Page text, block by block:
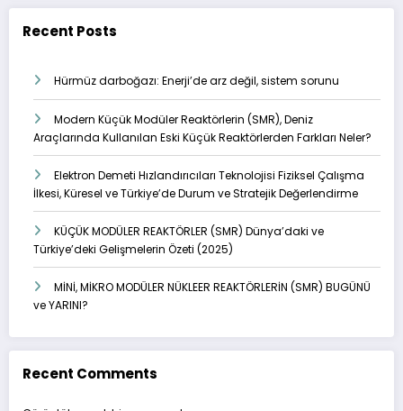
Recent Posts
Hürmüz darboğazı: Enerji’de arz değil, sistem sorunu
Modern Küçük Modüler Reaktörlerin (SMR), Deniz
Araçlarında Kullanılan Eski Küçük Reaktörlerden Farkları Neler?
Elektron Demeti Hızlandırıcıları Teknolojisi Fiziksel Çalışma
İlkesi, Küresel ve Türkiye’de Durum ve Stratejik Değerlendirme
KÜÇÜK MODÜLER REAKTÖRLER (SMR) Dünya’daki ve
Türkiye’deki Gelişmelerin Özeti (2025)
MİNİ, MİKRO MODÜLER NÜKLEER REAKTÖRLERİN (SMR) BUGÜNÜ
ve YARINI?
Recent Comments